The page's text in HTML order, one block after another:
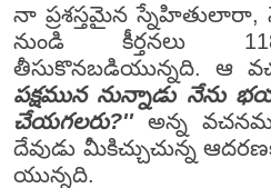
నా ప్రశస్తమైన
నుండి కీర్తనలు
తీసుకొనబడియున్నది. ఆ
పక్షమున నున్నాడు నేను
చేయగలరు?''అన్న
దేవుడు మీకిచ్చుచున్న
యున్నది.